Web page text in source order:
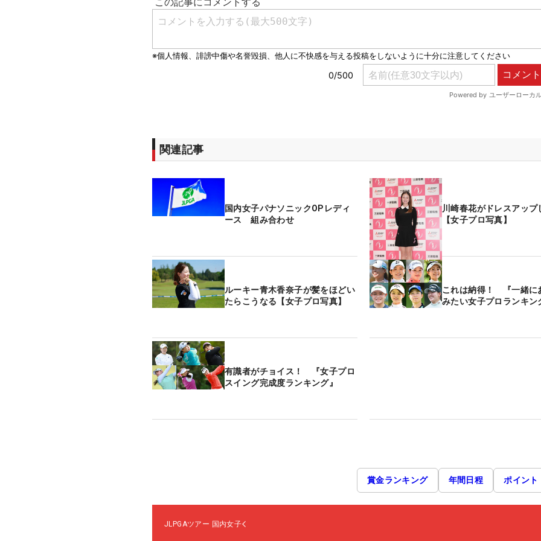
関連記事
国内女子パナソニックOPレディ
ース 組み合わせ
川崎春花がドレスアップ
【女子プロ写真】
ルーキー青木香奈子が髪をほどい
たらこうなる【女子プロ写真】
これは納得！ 『一緒に
みたい女子プロランキン
有識者がチョイス！ 『女子プロ
スイング完成度ランキング』
賞金ランキング 年間日程 ポイント
JLPGAツアー 国内女子